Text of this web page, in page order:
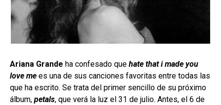
Ariana Grande ha confesado que hate that i made you
love me es una de sus canciones favoritas entre todas las
que ha escrito. Se trata del primer sencillo de su próximo
álbum, petals, que verá la luz el 31 de julio. Antes, el 6 de